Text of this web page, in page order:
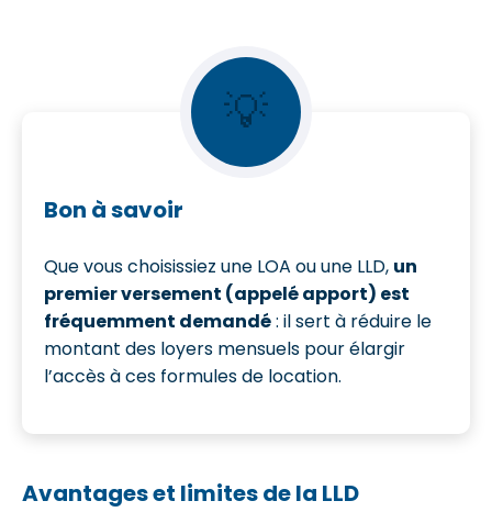
💡
Bon à savoir
Que vous choisissiez une LOA ou une LLD, un
premier versement (appelé apport) est
fréquemment demandé: il sert à réduire le
montant des loyers mensuels pour élargir
l’accès à ces formules de location.
Avantages et limites de la LLD